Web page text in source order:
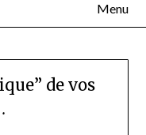
Menu
de vos